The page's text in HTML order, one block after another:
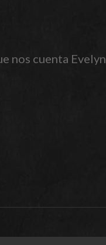
nos cuenta Evelyn